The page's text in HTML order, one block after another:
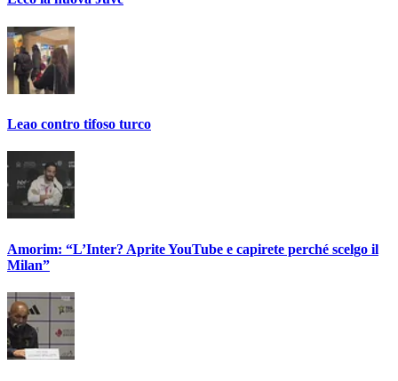
Leao contro tifoso turco
Amorim: “L’Inter? Aprite YouTube e capirete perché scelgo il
Milan”